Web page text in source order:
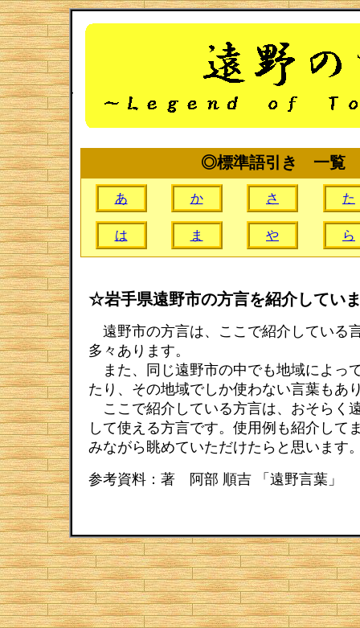
◎標準語引き 一覧
あ か さ た
は ま や ら
☆岩手県遠野市の方言を紹介してい
遠野市の方言は、ここで紹介している
多々あります。
また、同じ遠野市の中でも地域によっ
たり、その地域でしか使わない言葉もあ
ここで紹介している方言は、おそらく
して使える方言です。使用例も紹介して
みながら眺めていただけたらと思います
参考資料：著 阿部 順吉 「遠野言葉」